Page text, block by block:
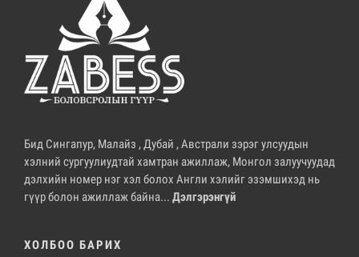
Бид Сингапур, Малайз , Дубай , Австрали зэрэг улсуудын
хэлний сургуулиудтай хамтран ажиллаж, Монгол залуучуудад
дэлхийн номер нэг хэл болох Англи хэлийг эзэмшихэд нь
гүүр болон ажиллаж байна... Дэлгэрэнгүй
ХОЛБОО БАРИХ